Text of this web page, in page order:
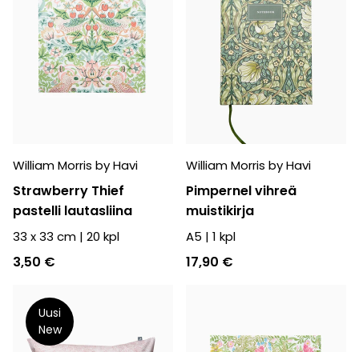
William Morris by Havi
Strawberry Thief
pastelli lautasliina
33 x 33 cm | 20 kpl
3,50 €
William Morris by Havi
Pimpernel vihreä
muistikirja
A5 | 1 kpl
17,90 €
Uusi
New